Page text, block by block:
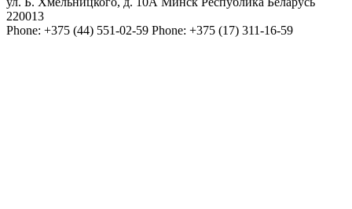
220013
Phone: +375 (44) 551-02-59 Phone: +375 (17) 311-16-59